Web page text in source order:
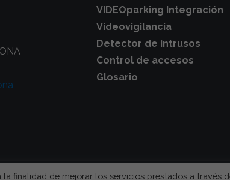
VIDEOparking Integración
Videovigilancia
Detector de intrusos
Control de accesos
Glosario
finalidad de mejorar los servicios prestados a través